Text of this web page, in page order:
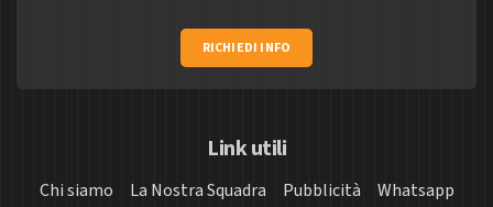
RICHIEDI INFO
Link utili
Chi siamo La Nostra Squadra Pubblicità
Whatsapp